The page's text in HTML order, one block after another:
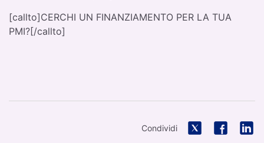
[callto]CERCHI UN FINANZIAMENTO PER LA TUA
PMI?[/callto]
Condividi